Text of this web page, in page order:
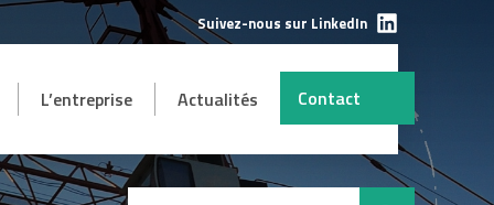
L’entreprise Actualités Contact
Suivez-nous sur LinkedIn